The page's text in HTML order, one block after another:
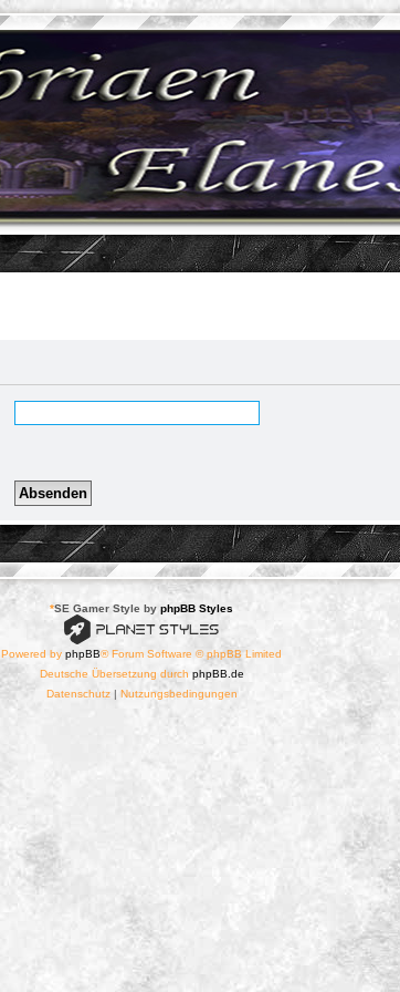
*SE Gamer Style by phpBB Styles
Powered by phpBB® Forum Software © phpBB Limited
Deutsche Übersetzung durch phpBB.de
Datenschutz| Nutzungsbedingungen